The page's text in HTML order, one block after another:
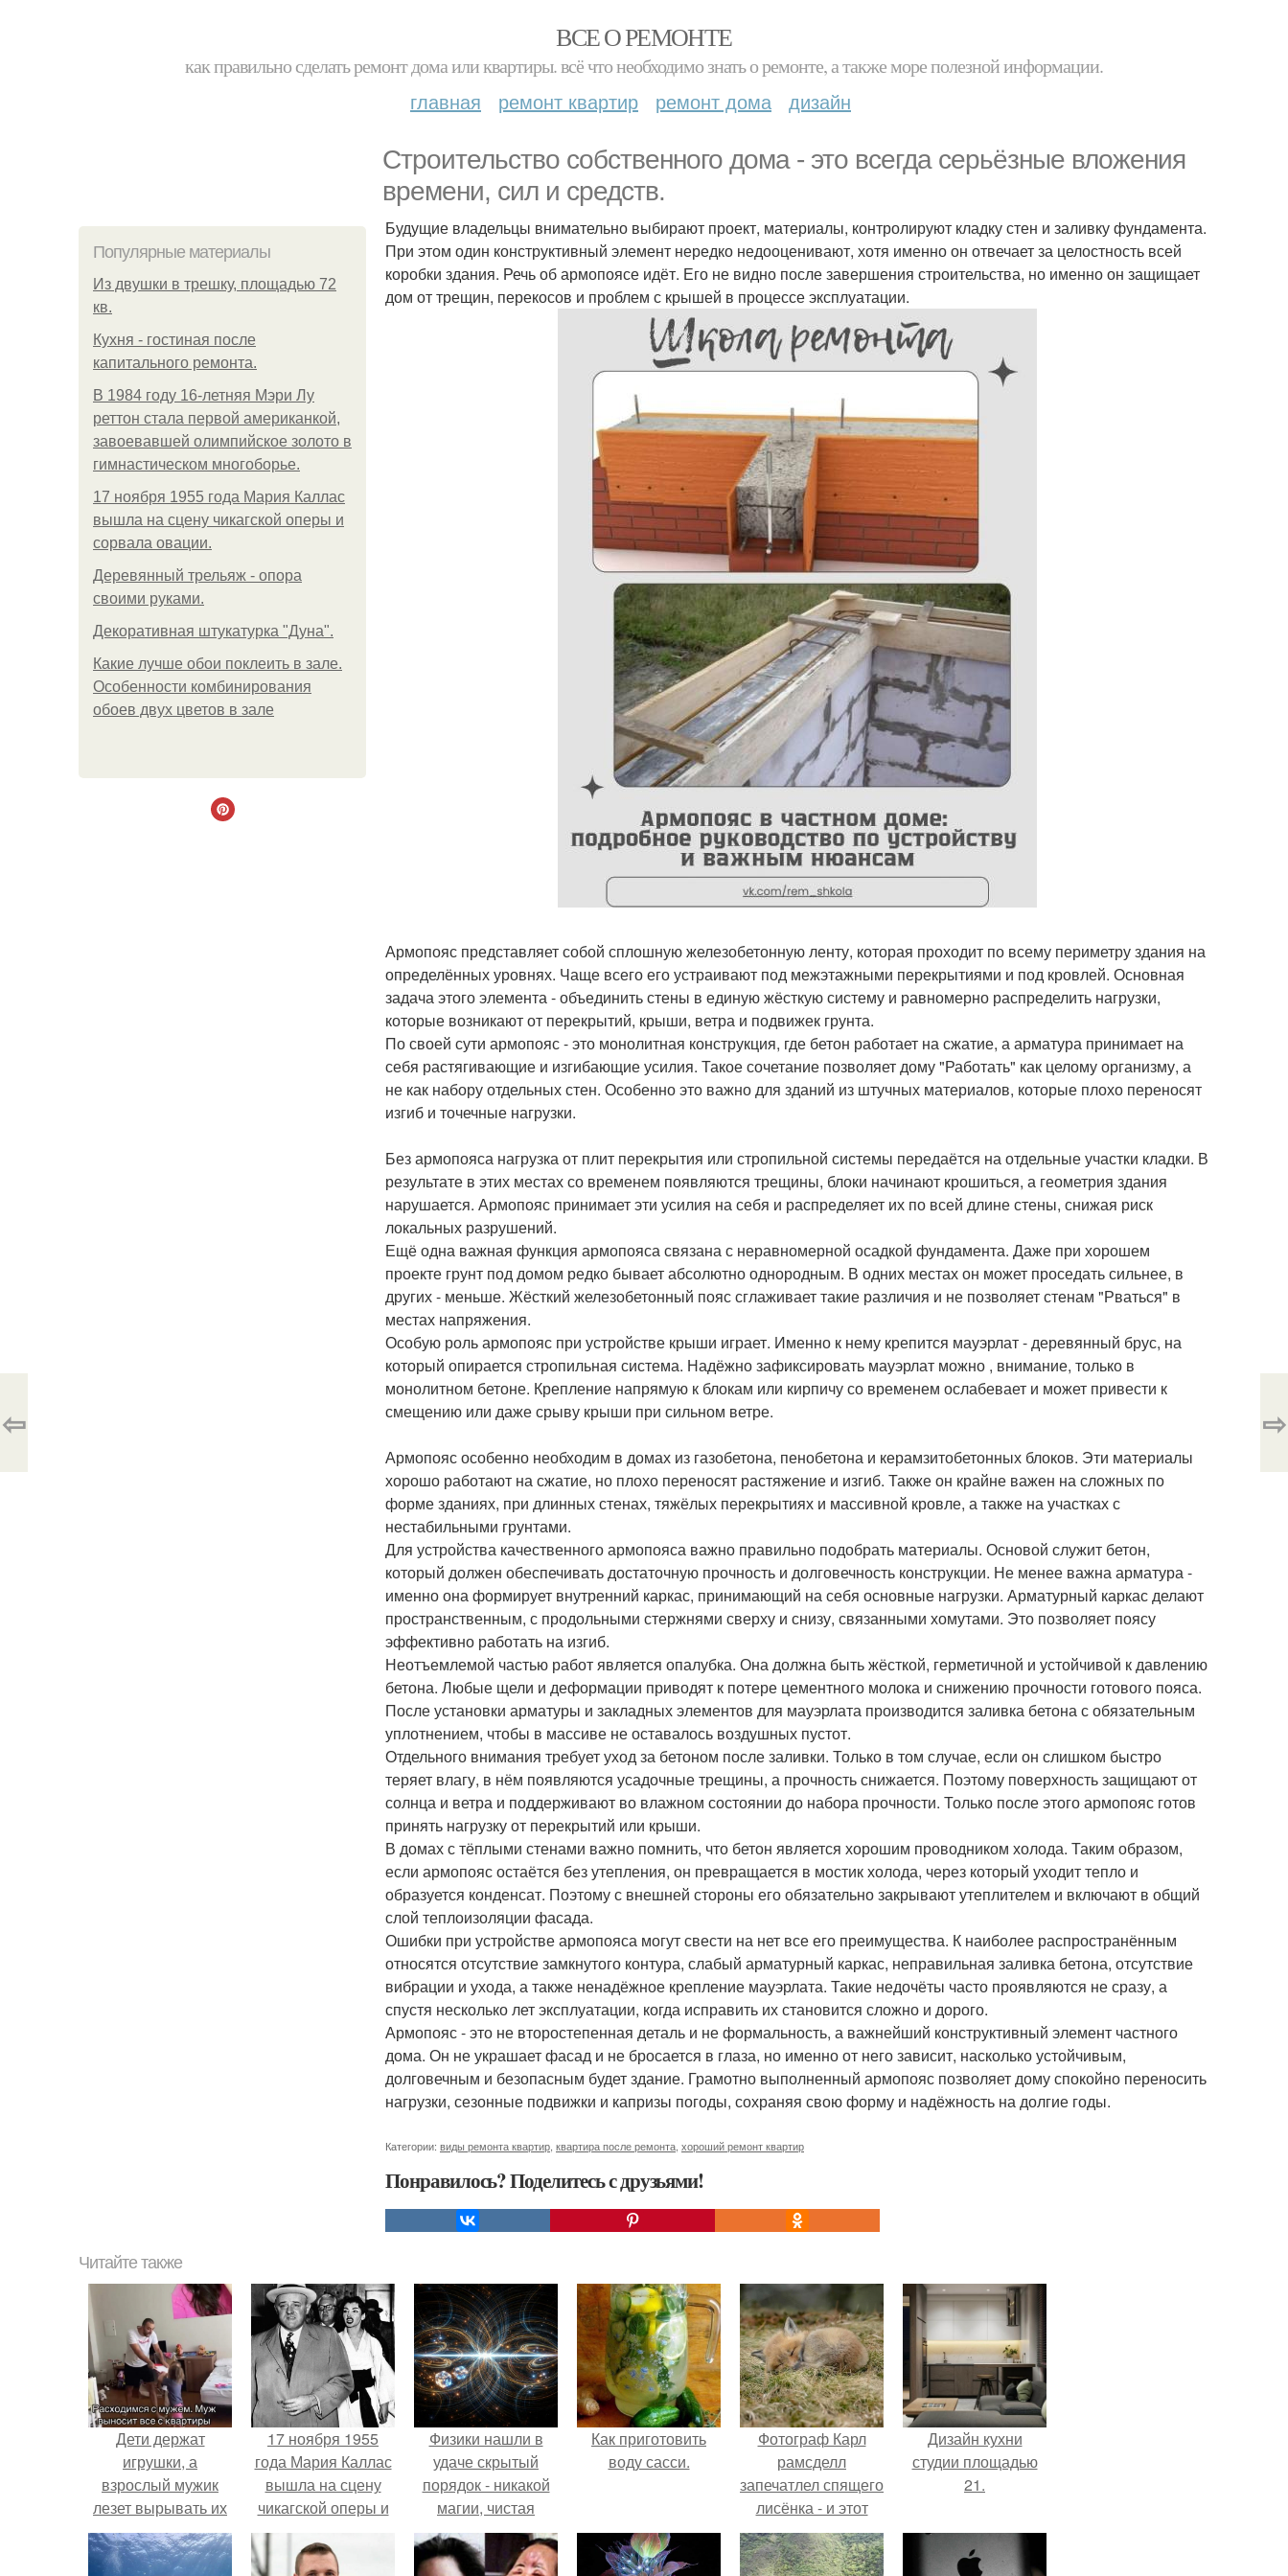
ВСЕ О РЕМОНТЕ
как правильно сделать ремонт дома или квартиры. всё что необходимо знать о ремонте, а также море полезной информации.
главная ремонт квартир ремонт дома дизайн
Строительство собственного дома - это всегда серьёзные вложения
времени, сил и средств.
Популярные материалы
Из двушки в трешку, площадью 72
кв.
Кухня - гостиная после
капитального ремонта.
В 1984 году 16-летняя Мэри Лу
реттон стала первой американкой,
завоевавшей олимпийское золото в
гимнастическом многоборье.
17 ноября 1955 года Мария Каллас
вышла на сцену чикагской оперы и
сорвала овации.
Деревянный трельяж - опора
своими руками.
Декоративная штукатурка "Дуна".
Какие лучше обои поклеить в зале.
Особенности комбинирования
обоев двух цветов в зале
Будущие владельцы внимательно выбирают проект, материалы, контролируют кладку стен и заливку фундамента.
При этом один конструктивный элемент нередко недооценивают, хотя именно он отвечает за целостность всей
коробки здания. Речь об армопоясе идёт. Его не видно после завершения строительства, но именно он защищает
дом от трещин, перекосов и проблем с крышей в процессе эксплуатации.
Армопояс представляет собой сплошную железобетонную ленту, которая проходит по всему периметру здания на
определённых уровнях. Чаще всего его устраивают под межэтажными перекрытиями и под кровлей. Основная
задача этого элемента - объединить стены в единую жёсткую систему и равномерно распределить нагрузки,
которые возникают от перекрытий, крыши, ветра и подвижек грунта.
По своей сути армопояс - это монолитная конструкция, где бетон работает на сжатие, а арматура принимает на
себя растягивающие и изгибающие усилия. Такое сочетание позволяет дому "Работать" как целому организму, а
не как набору отдельных стен. Особенно это важно для зданий из штучных материалов, которые плохо переносят
изгиб и точечные нагрузки.
Без армопояса нагрузка от плит перекрытия или стропильной системы передаётся на отдельные участки кладки. В
результате в этих местах со временем появляются трещины, блоки начинают крошиться, а геометрия здания
нарушается. Армопояс принимает эти усилия на себя и распределяет их по всей длине стены, снижая риск
локальных разрушений.
Ещё одна важная функция армопояса связана с неравномерной осадкой фундамента. Даже при хорошем
проекте грунт под домом редко бывает абсолютно однородным. В одних местах он может проседать сильнее, в
других - меньше. Жёсткий железобетонный пояс сглаживает такие различия и не позволяет стенам "Рваться" в
местах напряжения.
Особую роль армопояс при устройстве крыши играет. Именно к нему крепится мауэрлат - деревянный брус, на
который опирается стропильная система. Надёжно зафиксировать мауэрлат можно , внимание, только в
монолитном бетоне. Крепление напрямую к блокам или кирпичу со временем ослабевает и может привести к
смещению или даже срыву крыши при сильном ветре.
Армопояс особенно необходим в домах из газобетона, пенобетона и керамзитобетонных блоков. Эти материалы
хорошо работают на сжатие, но плохо переносят растяжение и изгиб. Также он крайне важен на сложных по
форме зданиях, при длинных стенах, тяжёлых перекрытиях и массивной кровле, а также на участках с
нестабильными грунтами.
Для устройства качественного армопояса важно правильно подобрать материалы. Основой служит бетон,
который должен обеспечивать достаточную прочность и долговечность конструкции. Не менее важна арматура -
именно она формирует внутренний каркас, принимающий на себя основные нагрузки. Арматурный каркас делают
пространственным, с продольными стержнями сверху и снизу, связанными хомутами. Это позволяет поясу
эффективно работать на изгиб.
Неотъемлемой частью работ является опалубка. Она должна быть жёсткой, герметичной и устойчивой к давлению
бетона. Любые щели и деформации приводят к потере цементного молока и снижению прочности готового пояса.
После установки арматуры и закладных элементов для мауэрлата производится заливка бетона с обязательным
уплотнением, чтобы в массиве не оставалось воздушных пустот.
Отдельного внимания требует уход за бетоном после заливки. Только в том случае, если он слишком быстро
теряет влагу, в нём появляются усадочные трещины, а прочность снижается. Поэтому поверхность защищают от
солнца и ветра и поддерживают во влажном состоянии до набора прочности. Только после этого армопояс готов
принять нагрузку от перекрытий или крыши.
В домах с тёплыми стенами важно помнить, что бетон является хорошим проводником холода. Таким образом,
если армопояс остаётся без утепления, он превращается в мостик холода, через который уходит тепло и
образуется конденсат. Поэтому с внешней стороны его обязательно закрывают утеплителем и включают в общий
слой теплоизоляции фасада.
Ошибки при устройстве армопояса могут свести на нет все его преимущества. К наиболее распространённым
относятся отсутствие замкнутого контура, слабый арматурный каркас, неправильная заливка бетона, отсутствие
вибрации и ухода, а также ненадёжное крепление мауэрлата. Такие недочёты часто проявляются не сразу, а
спустя несколько лет эксплуатации, когда исправить их становится сложно и дорого.
Армопояс - это не второстепенная деталь и не формальность, а важнейший конструктивный элемент частного
дома. Он не украшает фасад и не бросается в глаза, но именно от него зависит, насколько устойчивым,
долговечным и безопасным будет здание. Грамотно выполненный армопояс позволяет дому спокойно переносить
нагрузки, сезонные подвижки и капризы погоды, сохраняя свою форму и надёжность на долгие годы.
Категории: виды ремонта квартир квартира после ремонта хороший ремонт квартир
Понравилось? Поделитесь с друзьями!
⇦ ⇨
Читайте также
Дети держат
игрушки, а
взрослый мужик
лезет вырывать их
из рук и орёт, чтобы
"всё Отдали".
17 ноября 1955
года Мария Каллас
вышла на сцену
чикагской оперы и
сорвала овации.
Физики нашли в
удаче скрытый
порядок - никакой
магии, чистая
квантовая
механика.
Как приготовить
воду сасси.
Фотограф Карл
рамсделл
запечатлел спящего
лисёнка - и этот
кадр способен
растопить даже
Дизайн кухни
студии площадью
21.